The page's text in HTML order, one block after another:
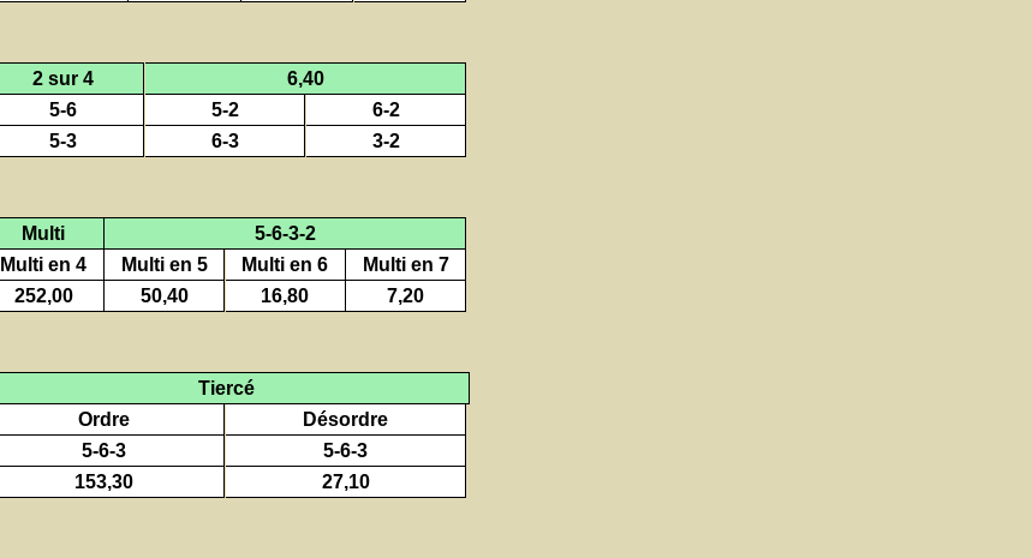
2 sur 4
6,40
5-6
5-2
6-2
5-3
6-3 3-2
Multi
5-6-3-2
Multi en 4
Multi en 5 Multi en 6
Multi en 7
252,00
50,40 16,80 7,20
Tiercé
Ordre
Désordre
5-6-3
5-6-3
153,30
27,10